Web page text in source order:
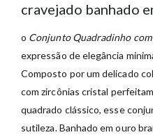
cravejado banhado
o Conjunto Quadradinho
expressão de elegância
Composto por um delicado
com zircônias cristal
quadrado clássico, esse
sutileza. Banhado em ouro